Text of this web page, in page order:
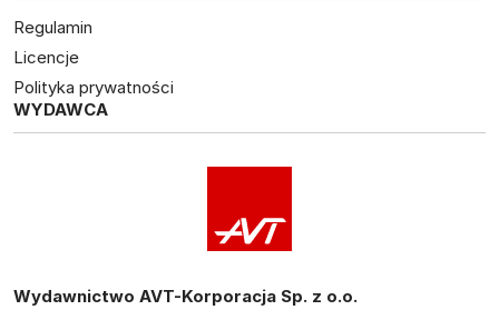
Regulamin
Licencje
Polityka prywatności
WYDAWCA
Wydawnictwo AVT-Korporacja Sp. z o.o.